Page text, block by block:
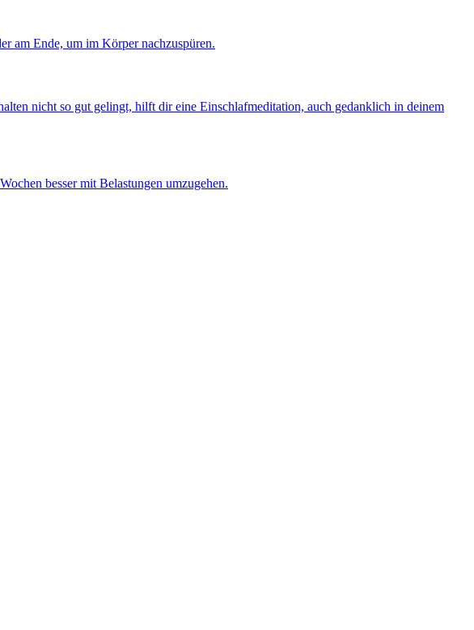
am Ende, um im Körper nachzuspüren.
nicht so gut gelingt, hilft dir eine Einschlafmeditation, auch gedanklich in deinem
besser mit Belastungen umzugehen.